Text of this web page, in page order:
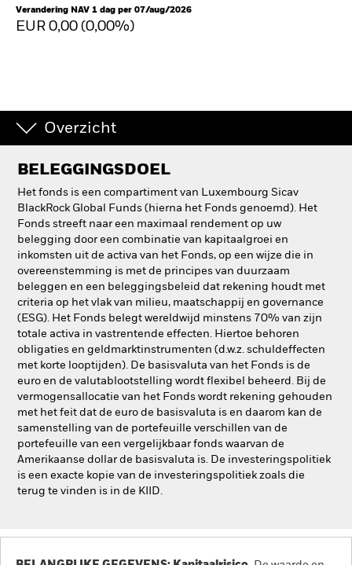
Verandering NAV 1 dag per 07/aug/2026
EUR 0,00 (0,00%)
Overzicht
BELEGGINGSDOEL
Het fonds is een compartiment van Luxembourg Sicav
BlackRock Global Funds (hierna het Fonds genoemd). Het
Fonds streeft naar een maximaal rendement op uw
belegging door een combinatie van kapitaalgroei en
inkomsten uit de activa van het Fonds, op een wijze die in
overeenstemming is met de principes van duurzaam
beleggen en een beleggingsbeleid dat rekening houdt met
criteria op het vlak van milieu, maatschappij en governance
(ESG). Het Fonds belegt wereldwijd minstens 70% van zijn
totale activa in vastrentende effecten. Hiertoe behoren
obligaties en geldmarktinstrumenten (d.w.z. schuldeffecten
met korte looptijden). De basisvaluta van het Fonds is de
euro en de valutablootstelling wordt flexibel beheerd. Bij de
vermogensallocatie van het Fonds wordt rekening gehouden
met het feit dat de euro de basisvaluta is en daarom kan de
samenstelling van de portefeuille verschillen van de
portefeuille van een vergelijkbaar fonds waarvan de
Amerikaanse dollar de basisvaluta is. De investeringspolitiek
is een exacte kopie van de investeringspolitiek zoals die
terug te vinden is in de KIID.